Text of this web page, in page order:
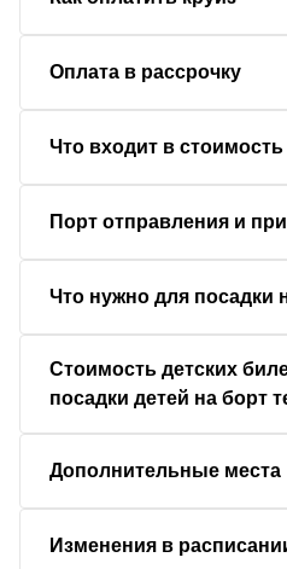
Оплата в рассрочку
Что входит в стоимость
Порт отправления и
Что нужно для посадки
Стоимость детских
посадки детей на борт
Дополнительные места
Изменения в